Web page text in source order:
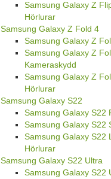
Samsung Galaxy Z
Hörlurar
Samsung Galaxy Z Fold 4
Samsung Galaxy Z
Samsung Galaxy Z
Kameraskydd
Samsung Galaxy Z
Hörlurar
Samsung Galaxy S22
Samsung Galaxy S22
Samsung Galaxy S22
Samsung Galaxy S22
Hörlurar
Samsung Galaxy S22 Ultra
Samsung Galaxy S22